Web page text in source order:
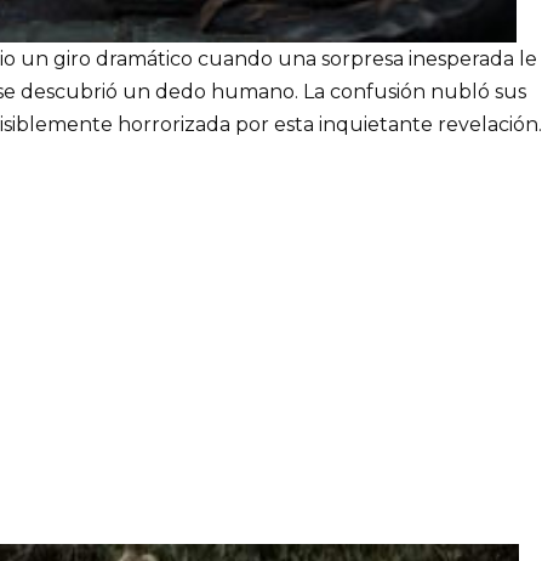
un giro dramático cuando una sorpresa inesperada le
descubrió un dedo humano. La confusión nubló sus
horrorizada por esta inquietante revelación.